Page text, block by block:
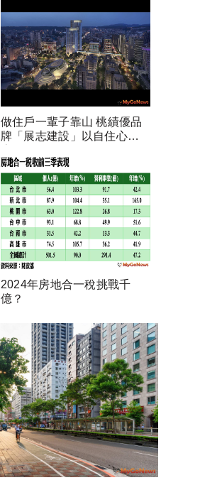
做住戶一輩子靠山 桃績優品
牌「展志建設」以自住心蓋
2024年房地合一稅挑戰千
億？